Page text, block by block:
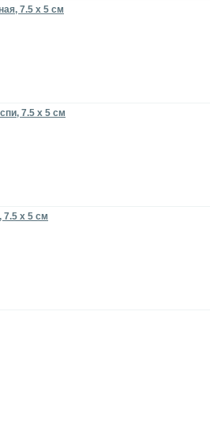
7.5 х 5 см
7.5 х 5 см
7.5 х 5 см